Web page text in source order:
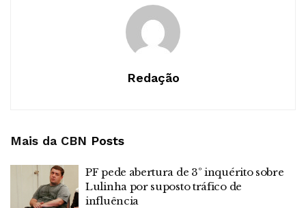
Redação
Mais da CBN Posts
PF pede abertura de 3º inquérito sobre
Lulinha por suposto tráfico de
influência